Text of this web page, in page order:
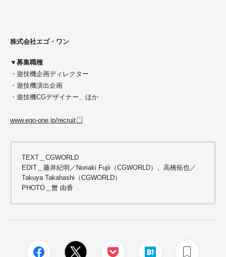
株式会社エゴ・ワン
▼募集職種
・遊技機企画ディレクター
・遊技機演出企画
・遊技機CGデザイナー、ほか
www.ego-one.jp/recruit
TEXT＿CGWORLD
EDIT＿藤井紀明／Noriaki Fujii（CGWORLD）、高橋拓也／
Takuya Takahashi（CGWORLD）
PHOTO＿蟹 由香